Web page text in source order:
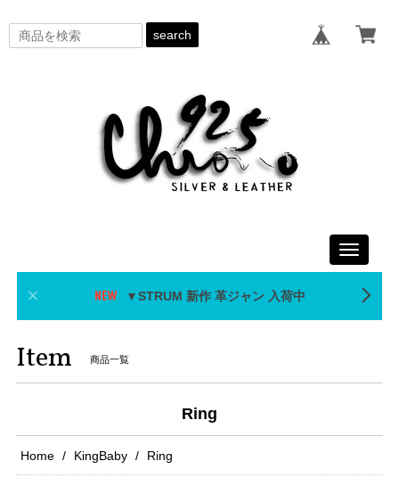
search
Toggle
▼STRUM 新作 革ジャン 入荷中
Item 商品一覧
Ring
Home KingBaby Ring